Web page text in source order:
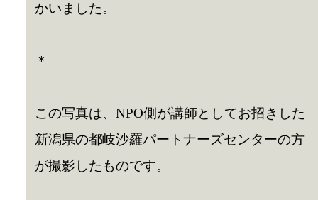
かいました。
＊
この写真は、NPO側が講師としてお招きした
新潟県の都岐沙羅パートナーズセンターの方
が撮影したものです。